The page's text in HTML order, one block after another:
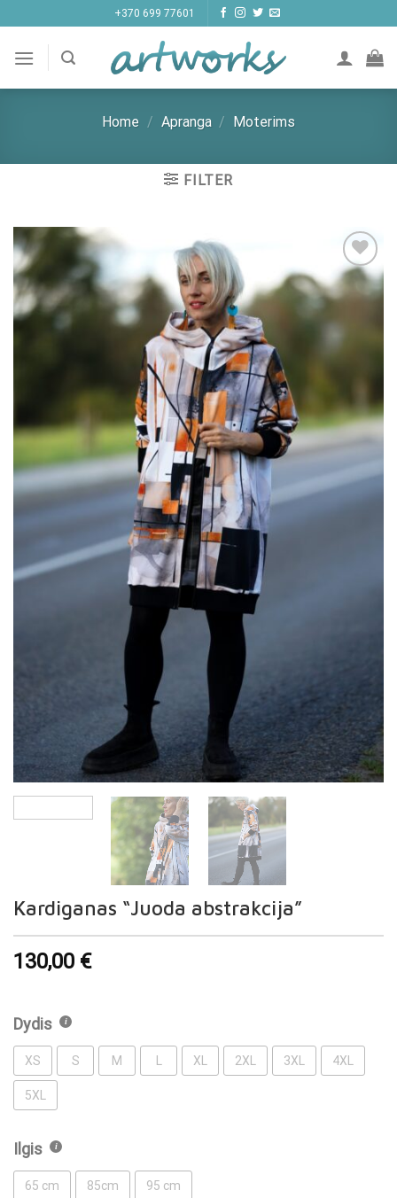
to
content
+370 699 77601
Home / Apranga / Moterims
FILTER
Kardiganas “Juoda abstrakcija”
130,00 €
Dydis
XS S M XL 2XL 3XL 4XL
5XL
Ilgis
65 cm 85cm 95 cm